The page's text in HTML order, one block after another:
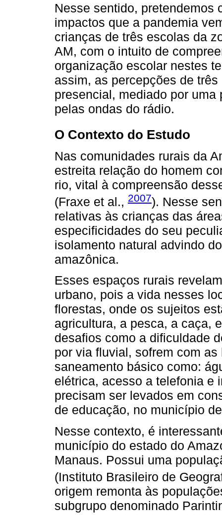
Nesse sentido, pretendemos
impactos que a pandemia
crianças de três escolas da
AM, com o intuito de
organização escolar nestes
assim, as percepções de
presencial, mediado por
pelas ondas do rádio.
O Contexto do Estudo
Nas comunidades rurais da
estreita relação do homem
rio, vital à compreensão
(Fraxe et al., 2007). Nesse
relativas às crianças das
especificidades do seu
isolamento natural advindo
amazônica.
Esses espaços rurais
urbano, pois a vida nesses
florestas, onde os sujeitos
agricultura, a pesca, a caça,
desafios como a dificuldade
por via fluvial, sofrem com
saneamento básico como:
elétrica, acesso a telefonia e
precisam ser levados em
de educação, no município
Nesse contexto, é
município do estado do
Manaus. Possui uma
(Instituto Brasileiro de
origem remonta às
subgrupo denominado